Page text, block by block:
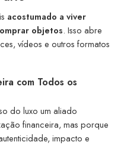
acostumado a viver
objetos. Isso abre
vídeos e outros formatos
com Todos os
do luxo um aliado
financeira, mas porque
impacto e